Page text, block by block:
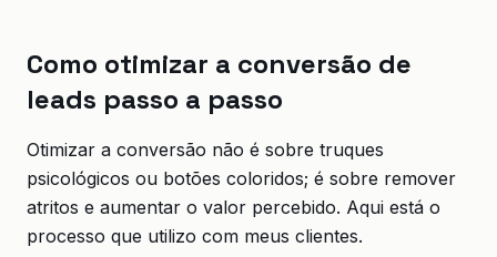
Como otimizar a conversão de
leads passo a passo
Otimizar a conversão não é sobre truques
psicológicos ou botões coloridos; é sobre remover
atritos e aumentar o valor percebido. Aqui está o
processo que utilizo com meus clientes.